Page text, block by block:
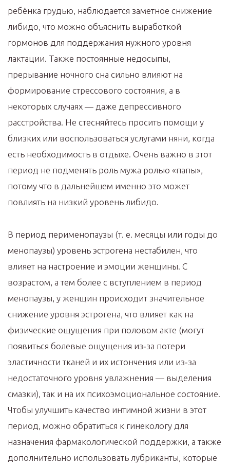
ребёнка грудью, наблюдается заметное снижение
либидо, что можно объяснить выработкой
гормонов для поддержания нужного уровня
лактации. Также постоянные недосыпы,
прерывание ночного сна сильно влияют на
формирование стрессового состояния, а в
некоторых случаях — даже депрессивного
расстройства. Не стесняйтесь просить помощи у
близких или воспользоваться услугами няни, когда
есть необходимость в отдыхе. Очень важно в этот
период не подменять роль мужа ролью «папы»,
потому что в дальнейшем именно это может
повлиять на низкий уровень либидо.
В период перименопаузы (т. е. месяцы или годы до
менопаузы) уровень эстрогена нестабилен, что
влияет на настроение и эмоции женщины. С
возрастом, а тем более с вступлением в период
менопаузы, у женщин происходит значительное
снижение уровня эстрогена, что влияет как на
физические ощущения при половом акте (могут
появиться болевые ощущения из‑за потери
эластичности тканей и их истончения или из‑за
недостаточного уровня увлажнения — выделения
смазки), так и на их психоэмоциональное состояние.
Чтобы улучшить качество интимной жизни в этот
период, можно обратиться к гинекологу для
назначения фармакологической поддержки, а также
дополнительно использовать лубриканты, которые